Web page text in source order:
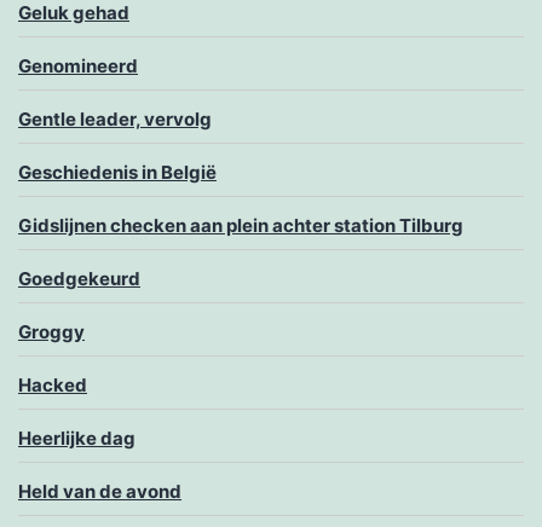
Geluk gehad
Genomineerd
Gentle leader, vervolg
Geschiedenis in België
Gidslijnen checken aan plein achter station Tilburg
Goedgekeurd
Groggy
Hacked
Heerlijke dag
Held van de avond